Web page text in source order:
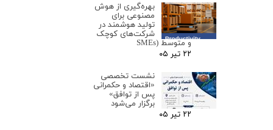
بهره‌گیری از هوش
مصنوعی برای
تولید هوشمند در
شرکت‌های کوچک
و متوسط (SMEs
۲۲ تیر ۰۵
نشست تخصصی
«اقتصاد و حکمرانی
پس از توافق»
برگزار می‌شود
۲۲ تیر ۰۵